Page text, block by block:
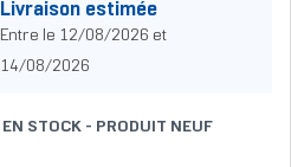
Livraison estimée
Entre le 12/08/2026 et
14/08/2026
EN STOCK - PRODUIT NEUF